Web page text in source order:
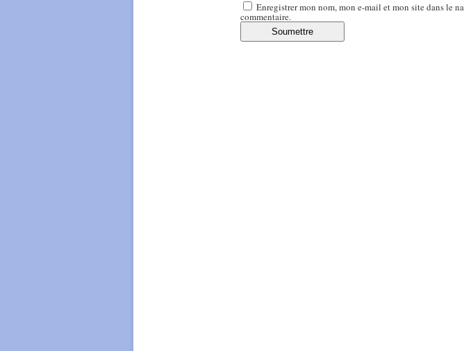
Enregistrer mon nom, mon e-mail et mon site dans le
commentaire.